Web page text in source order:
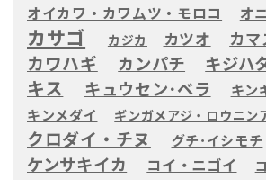
オイカワ・カワムツ・モロコ オ
カサゴ カジカ カツオ カマ
カワハギ カンパチ キジハ
キス キュウセン･ベラ キン
キンメダイ ギンガメアジ・ロウニン
クロダイ・チヌ グチ･イシモチ
ケンサキイカ コイ・ニゴイ